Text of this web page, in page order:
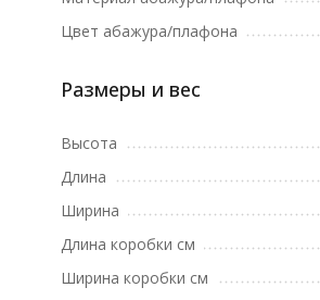
Цвет абажура/плафона
Размеры и вес
Высота
Длина
Ширина
Длина коробки см
Ширина коробки см